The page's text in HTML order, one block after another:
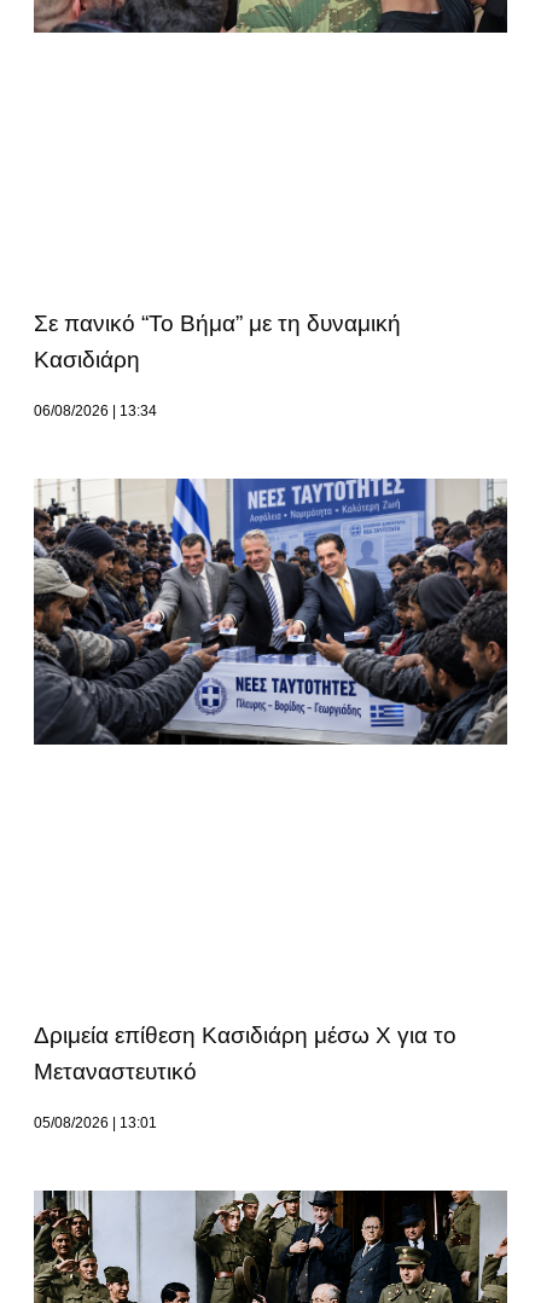
Σε πανικό “Το Βήμα” με τη δυναμική
Κασιδιάρη
06/08/2026 13:34
Δριμεία επίθεση Κασιδιάρη μέσω Χ για το
Μεταναστευτικό
05/08/2026 13:01